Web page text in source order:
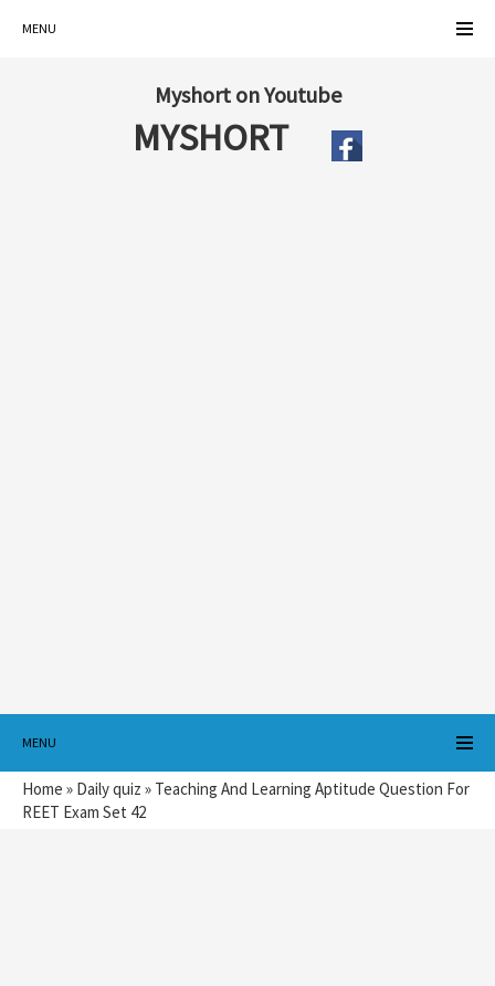
MENU
Myshort on Youtube
MYSHORT
MENU
Home » Daily quiz » Teaching And Learning Aptitude Question For
REET Exam Set 42